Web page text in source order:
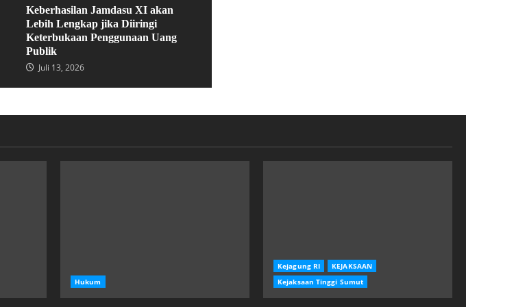
Keberhasilan Jamdasu XI akan
Lebih Lengkap jika Diiringi
Keterbukaan Penggunaan Uang
Publik
Juli 13, 2026
Hukum
Kejagung RI
KEJAKSAAN
Kejaksaan Tinggi Sumut